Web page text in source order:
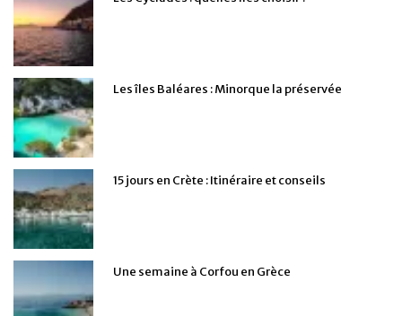
Les îles Baléares : Minorque la préservée
15 jours en Crète : Itinéraire et conseils
Une semaine à Corfou en Grèce